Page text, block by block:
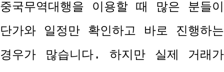
중국무역대행을 이용할 때 많은 분들이
단가와 일정만 확인하고 바로 진행하는
경우가 많습니다. 하지만 실제 거래가